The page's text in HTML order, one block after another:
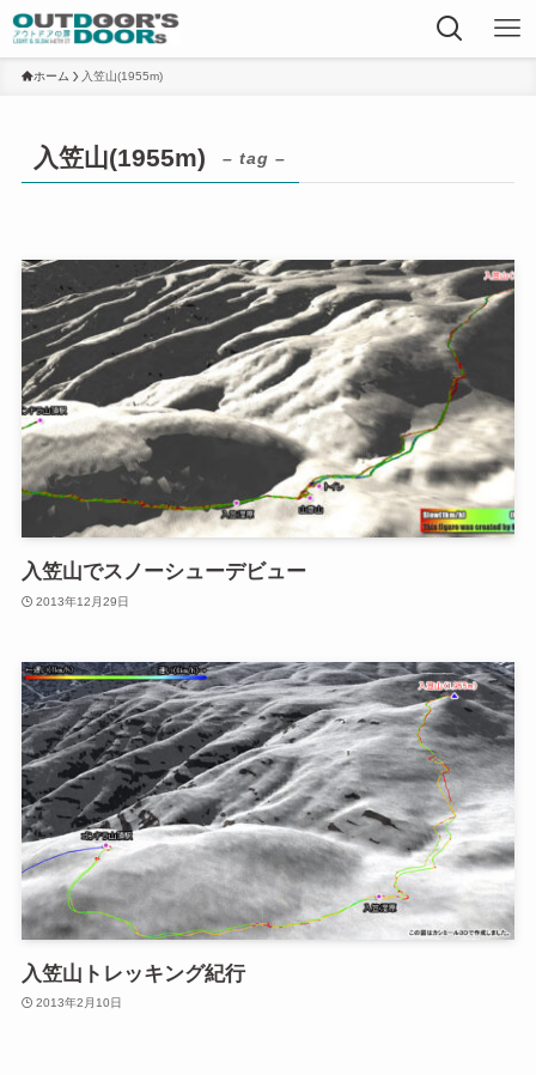
ホーム 入笠山(1955m)
入笠山(1955m) – tag –
入笠山でスノーシューデビュー
2013年12月29日
入笠山トレッキング紀行
2013年2月10日